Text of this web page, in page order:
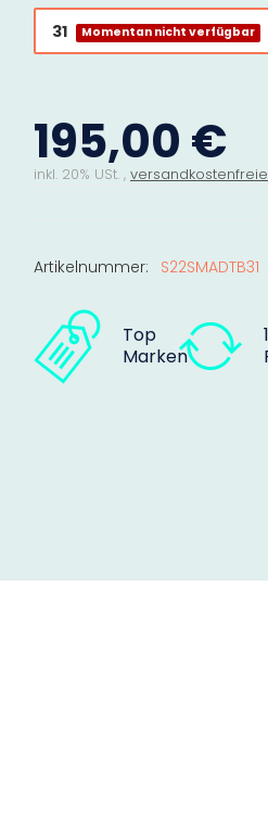
31 Momentan nicht verfügbar
195,00 €
inkl. 20% USt. ,
Artikelnummer: S22SMADTB31
Top
Marken